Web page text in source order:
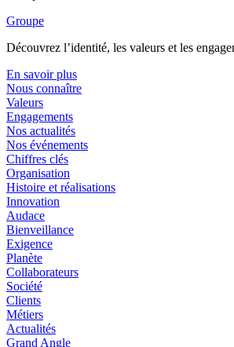
Groupe
Découvrez l’identité, les valeurs et les
En savoir plus
Nous connaître
Valeurs
Engagements
Nos actualités
Nos événements
Chiffres clés
Organisation
Histoire et réalisations
Innovation
Audace
Bienveillance
Exigence
Planète
Collaborateurs
Société
Clients
Métiers
Actualités
Grand Angle